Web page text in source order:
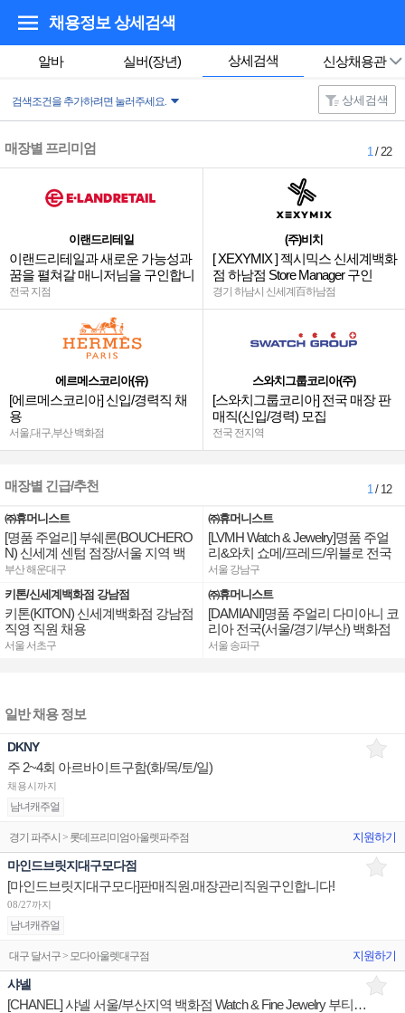
채용정보 상세검색
알바 실버(장년) 상세검색 신상채용관
검색조건을 추가하려면 눌러주세요. 상세검색
매장별 프리미엄 1/ 22
이랜드리테일
이랜드리테일과 새로운 가능성과
꿈을 펼쳐갈 매니저님을 구인합니
다.
전국 지점
에르메스코리아(유)
[에르메스코리아] 신입/경력직 채
용
서울,대구,부산 백화점
(주)비치
[ XEXYMIX ] 젝시믹스 신세계백화
점 하남점 Store Manager 구인
경기 하남시 신세계百하남점
스와치그룹코리아(주)
[스와치그룹코리아] 전국 매장 판
매직(신입/경력) 모집
전국 전지역
매장별 긴급/추천 1/ 12
㈜휴머니스트
[명품 주얼리] 부쉐론(BOUCHERO
N) 신세계 센텀 점장/서울 지역 백
화점 판매사원 채용
부산 해운대구
키톤/신세계백화점 강남점
키톤(KITON) 신세계백화점 강남점
직영 직원 채용
서울 서초구
㈜휴머니스트
[LVMH Watch & Jewelry]명품 주얼
리&와치 쇼메/프레드/위블로 전국
점장/부점장/판매사원 채용
서울 강남구
㈜휴머니스트
[DAMIANI]명품 주얼리 다미아니 코
리아 전국(서울/경기/부산) 백화점
부점장/판매사원 채용
서울 송파구
일반 채용 정보
DKNY
주 2~4회 아르바이트구함(화/목/토/일)
채용시까지
남녀캐주얼
경기 파주시 > 롯데프리미엄아울렛파주점 지원하기
마인드브릿지대구모다점
[마인드브릿지대구모다]판매직원.매장관리직원구인합니다!
08/27까지
남녀캐쥬얼
대구 달서구 > 모다아울렛대구점 지원하기
샤넬
[CHANEL] 샤넬 서울/부산지역 백화점 Watch & Fine Jewelry 부티크 판매사원 채용